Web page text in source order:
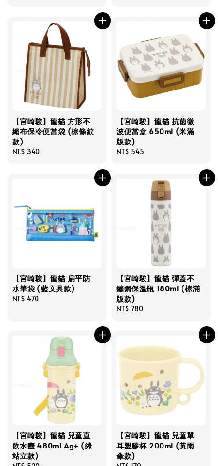
【宮崎駿】龍貓 方形不
織布保冷便當袋 (棕條紋
款)
Regular
NT$ 340
【宮崎駿】龍貓 抗菌微
波便當盒 650ml (米滿
版款)
Regular
NT$ 545
【宮崎駿】龍貓 扁平防
水筆袋 (藍文具款)
Regular
NT$ 470
【宮崎駿】龍貓 彈蓋不
鏽鋼保溫瓶 180ml (棕滿
版款)
Regular
NT$ 780
【宮崎駿】龍貓 兒童直
飲水壺 480ml Ag+ (綠
站立款)
【宮崎駿】龍貓 兒童單
耳塑膠杯 200ml (黃雨
傘款)